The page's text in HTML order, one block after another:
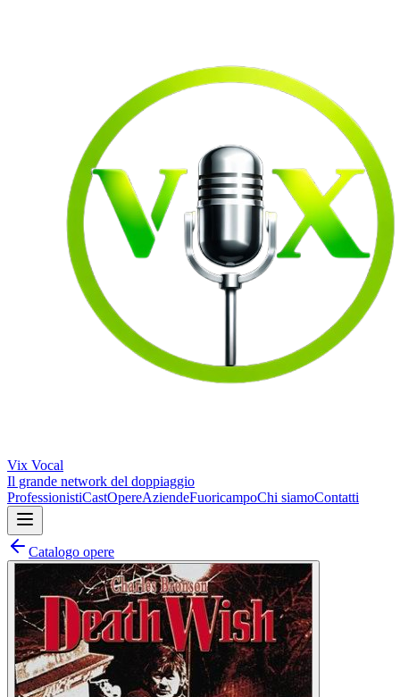
Vix Vocal
Il grande network del doppiaggio
ProfessionistiCastOpereAziendeFuoricampoChi siamoContatti
Catalogo opere